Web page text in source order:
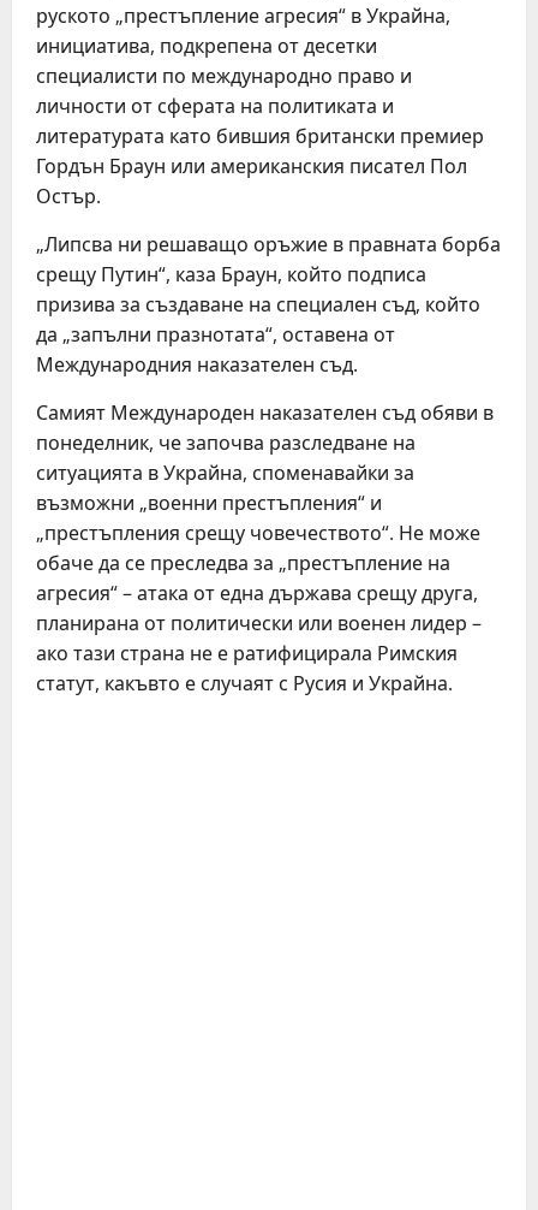
руското „престъпление агресия“ в Украйна,
инициатива, подкрепена от десетки
специалисти по международно право и
личности от сферата на политиката и
литературата като бившия британски премиер
Гордън Браун или американския писател Пол
Остър.
„Липсва ни решаващо оръжие в правната борба
срещу Путин“, каза Браун, който подписа
призива за създаване на специален съд, който
да „запълни празнотата“, оставена от
Международния наказателен съд.
Самият Международен наказателен съд обяви в
понеделник, че започва разследване на
ситуацията в Украйна, споменавайки за
възможни „военни престъпления“ и
„престъпления срещу човечеството“. Не може
обаче да се преследва за „престъпление на
агресия“ – атака от една държава срещу друга,
планирана от политически или военен лидер –
ако тази страна не е ратифицирала Римския
статут, какъвто е случаят с Русия и Украйна.